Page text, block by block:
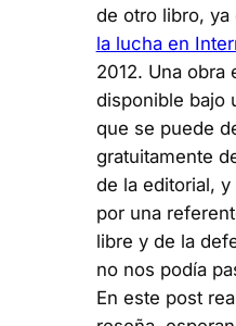
de otro libro, ya
la lucha en
2012. Una obra
disponible bajo
que se puede
gratuitamente
de la editorial,
por una
libre y de la
no nos podía
En este post